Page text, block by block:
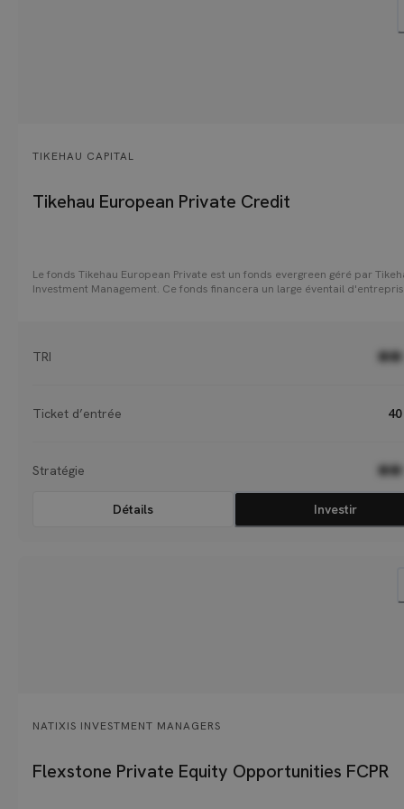
TIKEHAU CAPITAL
Tikehau European Private Credit
Le fonds Tikehau European Private est un fonds evergreen géré par
Investment Management. Ce fonds financera un large éventail
principalement de prêts garantis de premier rang à taux variable
des sociétés européennes jugées de grande qualité. Le fonds a obtenu
TRI
Ticket d’entrée
Stratégie
Détails Investir
NATIXIS INVESTMENT MANAGERS
Flexstone Private Equity Opportunities FCPR